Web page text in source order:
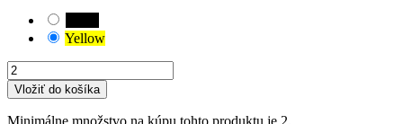
Yellow
Vložiť do košíka